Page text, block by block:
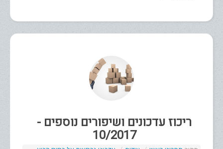
ריכוז עדכונים ושיפורים נוספים -
10/2017